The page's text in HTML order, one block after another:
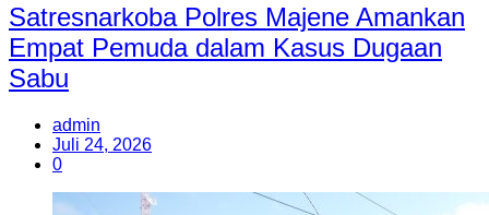
Satresnarkoba Polres Majene Amankan
Empat Pemuda dalam Kasus Dugaan
Sabu
admin
Juli 24, 2026
0